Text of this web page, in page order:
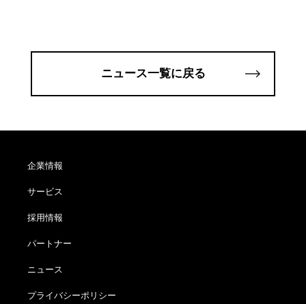
ニュース一覧に戻る
企業情報
サービス
採用情報
パートナー
ニュース
プライバシーポリシー